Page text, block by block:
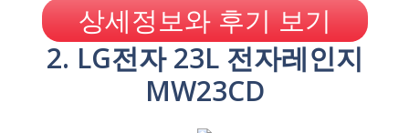
상세정보와 후기 보기
2. LG전자 23L 전자레인지
MW23CD